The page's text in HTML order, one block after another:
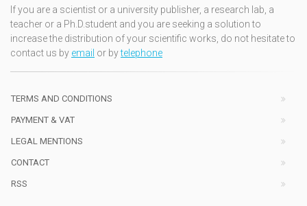
If you are a scientist or a university publisher, a research lab, a
teacher or a Ph.D.student and you are seeking a solution to
increase the distribution of your scientific works, do not hesitate to
contact us by email or bytelephone
TERMS AND CONDITIONS
PAYMENT & VAT
LEGAL MENTIONS
CONTACT
RSS